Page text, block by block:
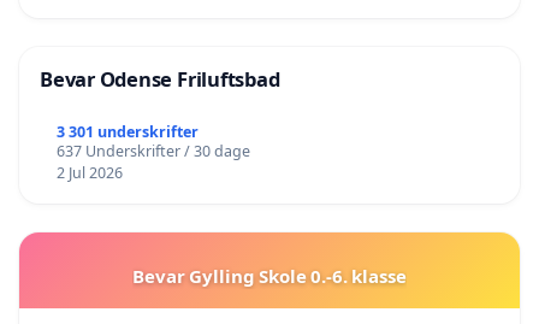
Bevar Odense Friluftsbad
3 301 underskrifter
637 Underskrifter / 30 dage
2 Jul 2026
Bevar Gylling Skole 0.-6. klasse